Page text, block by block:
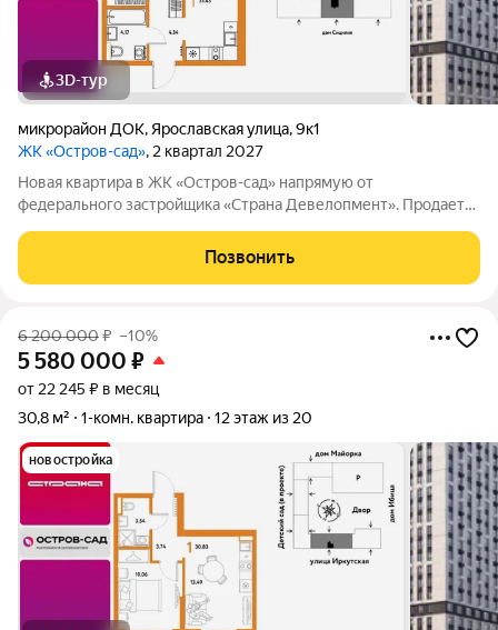
3D-тур
микрорайон ДОК, Ярославская улица,9к1
ЖК «Остров-сад», 2 квартал 2027
Новая квартира в ЖК «Остров-сад» напрямую от
федерального застройщика «Страна Девелопмент». Продается
Девелопмент. Площадь квартиры 35,43 кв. м. Жилой комплекс
Позвонить
6 200 000₽ –10%
5 580 000 ₽
от 22 245 ₽ в месяц
30,8 м²
1-комн. квартира 12 этаж из 20
новостройка